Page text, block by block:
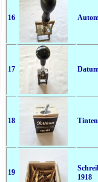
16
17
18
19
1918